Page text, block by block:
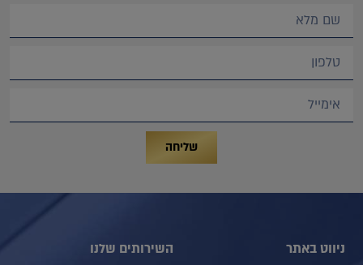
שליחה
ניווט באתר השירותים שלנו